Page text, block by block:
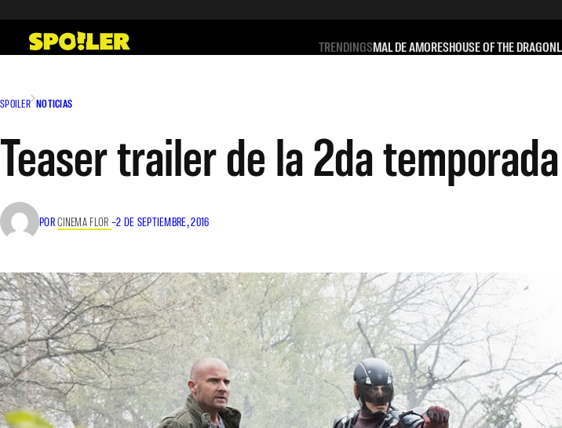
contenido
TRENDINGSMAL DE AMORESHOUSE OF THE DRAGON
SPOILER NOTICIAS
Teaser trailer de la 2da
PORCINEMA FLOR –2 DE SEPTIEMBRE, 2016